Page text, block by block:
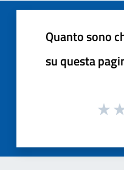
Quanto sono
su questa